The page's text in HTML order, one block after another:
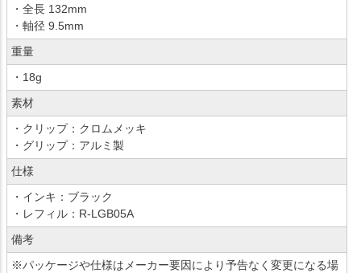
・全長 132mm
・軸径 9.5mm
重量
・18g
素材
・クリップ：クロムメッキ
・グリップ：アルミ製
仕様
・インキ：ブラック
・レフィル：R-LGB05A
備考
※パッケージや仕様はメーカー要因により予告なく変更になる場